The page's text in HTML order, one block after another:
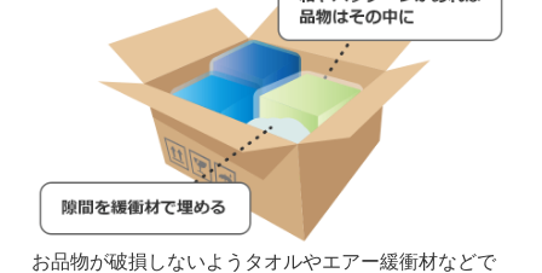
お品物が破損しないようタオルやエアー緩衝材などで